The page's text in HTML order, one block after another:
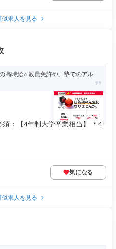
似求人を見る
高時給⭐️ 教員免許や、塾でのアル
：【4年制大学卒業相当】 ＊4
気になる
似求人を見る